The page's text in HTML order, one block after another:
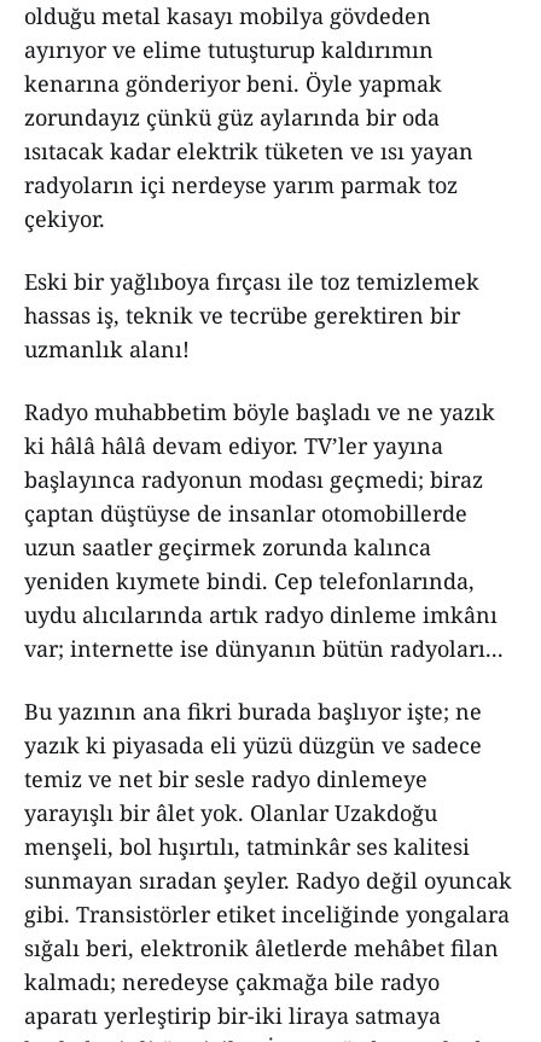
olduğu metal kasayı mobilya gövdeden
ayırıyor ve elime tutuşturup kaldırımın
kenarına gönderiyor beni. Öyle yapmak
zorundayız çünkü güz aylarında bir oda
ısıtacak kadar elektrik tüketen ve ısı yayan
radyoların içi nerdeyse yarım parmak toz
çekiyor.
Eski bir yağlıboya fırçası ile toz temizlemek
hassas iş, teknik ve tecrübe gerektiren bir
uzmanlık alanı!
Radyo muhabbetim böyle başladı ve ne yazık
ki hâlâ hâlâ devam ediyor. TV’ler yayına
başlayınca radyonun modası geçmedi; biraz
çaptan düştüyse de insanlar otomobillerde
uzun saatler geçirmek zorunda kalınca
yeniden kıymete bindi. Cep telefonlarında,
uydu alıcılarında artık radyo dinleme imkânı
var; internette ise dünyanın bütün radyoları...
Bu yazının ana fikri burada başlıyor işte; ne
yazık ki piyasada eli yüzü düzgün ve sadece
temiz ve net bir sesle radyo dinlemeye
yarayışlı bir âlet yok. Olanlar Uzakdoğu
menşeli, bol hışırtılı, tatminkâr ses kalitesi
sunmayan sıradan şeyler. Radyo değil oyuncak
gibi. Transistörler etiket inceliğinde yongalara
sığalı beri, elektronik âletlerde mehâbet filan
kalmadı; neredeyse çakmağa bile radyo
aparatı yerleştirip bir-iki liraya satmaya